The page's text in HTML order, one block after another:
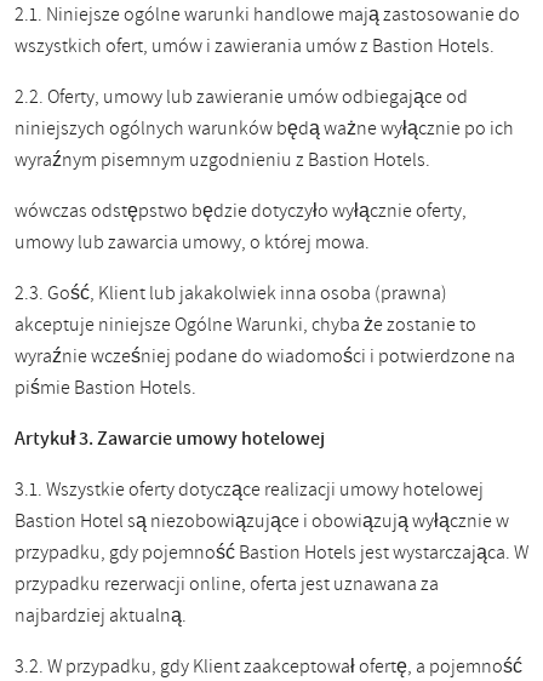
2.1. Niniejsze ogólne warunki handlowe mają zastosowanie do
wszystkich ofert, umów i zawierania umów z Bastion Hotels.
2.2. Oferty, umowy lub zawieranie umów odbiegające od
niniejszych ogólnych warunków będą ważne wyłącznie po ich
wyraźnym pisemnym uzgodnieniu z Bastion Hotels.
wówczas odstępstwo będzie dotyczyło wyłącznie oferty,
umowy lub zawarcia umowy, o której mowa.
2.3. Gość, Klient lub jakakolwiek inna osoba (prawna)
akceptuje niniejsze Ogólne Warunki, chyba że zostanie to
wyraźnie wcześniej podane do wiadomości i potwierdzone na
piśmie Bastion Hotels.
Artykuł 3. Zawarcie umowy hotelowej
3.1. Wszystkie oferty dotyczące realizacji umowy hotelowej
Bastion Hotel są niezobowiązujące i obowiązują wyłącznie w
przypadku, gdy pojemność Bastion Hotels jest wystarczająca. W
przypadku rezerwacji online, oferta jest uznawana za
najbardziej aktualną.
3.2. W przypadku, gdy Klient zaakceptował ofertę, a pojemność